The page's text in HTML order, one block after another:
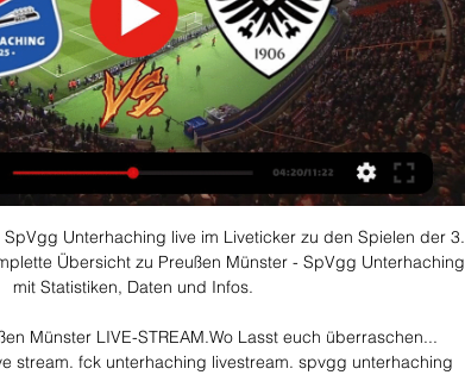
Unterhaching live im Liveticker zu den Spielen der 3.
Übersicht zu Preußen Münster - SpVgg Unterhaching
mit Statistiken, Daten und Infos.
Münster LIVE-STREAM.Wo Lasst euch überraschen...
stream. fck unterhaching livestream. spvgg unterhaching